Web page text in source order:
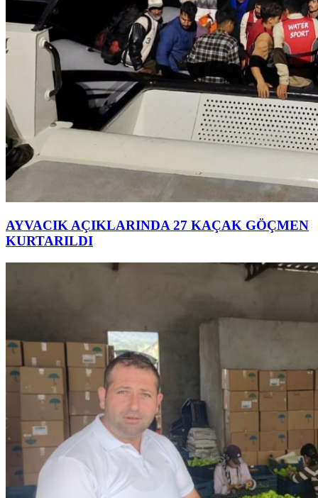
AYVACIK AÇIKLARINDA 27 KAÇAK GÖÇMEN
KURTARILDI